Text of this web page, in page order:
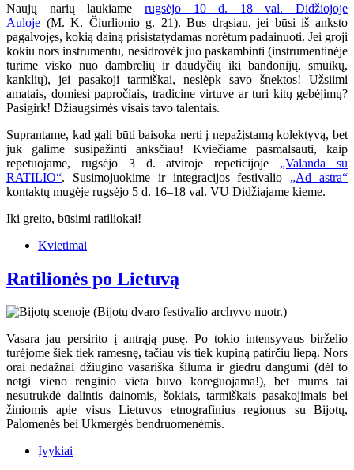
Naujų narių laukiame rugsėjo 10 d. 18 val. Didžiojoje
Auloje (M. K. Čiurlionio g. 21). Bus drąsiau, jei būsi iš anksto
pagalvojęs, kokią dainą prisistatydamas norėtum padainuoti. Jei groji
kokiu nors instrumentu, nesidrovėk juo paskambinti (instrumentinėje
turime visko nuo dambrelių ir daudyčių iki bandonijų, smuikų,
kanklių), jei pasakoji tarmiškai, neslėpk savo šnektos! Užsiimi
amatais, domiesi papročiais, tradicine virtuve ar turi kitų gebėjimų?
Pasigirk! Džiaugsimės visais tavo talentais.
Suprantame, kad gali būti baisoka nerti į nepažįstamą kolektyvą, bet
juk galime susipažinti anksčiau! Kviečiame pasmalsauti, kaip
repetuojame, rugsėjo 3 d. atviroje repeticijoje „Valanda su
RATILIO“. Susimojuokime ir integracijos festivalio „Ad astra“
kontaktų mugėje rugsėjo 5 d. 16–18 val. VU Didžiajame kieme.
Iki greito, būsimi ratiliokai!
Kvietimai
Ratilionės po Lietuvą
Vasara jau persirito į antrąją pusę. Po tokio intensyvaus birželio
turėjome šiek tiek ramesnę, tačiau vis tiek kupiną patirčių liepą. Nors
orai nedažnai džiugino vasariška šiluma ir giedru dangumi (dėl to
netgi vieno renginio vieta buvo koreguojama!), bet mums tai
nesutrukdė dalintis dainomis, šokiais, tarmiškais pasakojimais bei
žiniomis apie visus Lietuvos etnografinius regionus su Bijotų,
Palomenės bei Ukmergės bendruomenėmis.
Įvykiai